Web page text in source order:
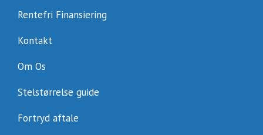
Rentefri Finansiering
Kontakt
Om Os
Stelstørrelse guide
Fortryd aftale